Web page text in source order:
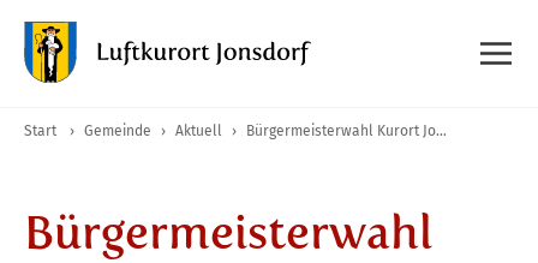
Start › Gemeinde › Aktuell › Bürgermeisterwahl Kurort Jonsdorf ::: Einsichtnahme Wählerverzeichnis
Bürgermeisterwahl